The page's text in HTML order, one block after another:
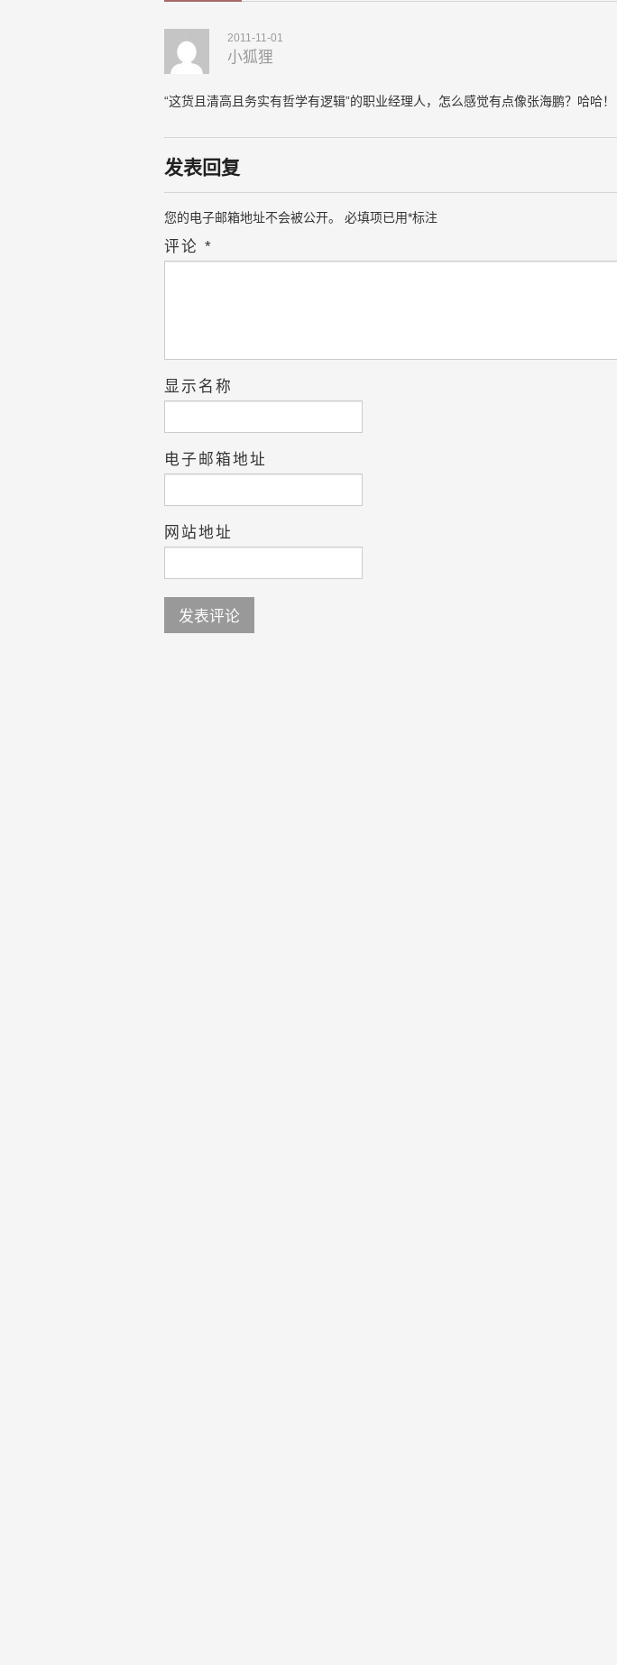
2011-11-01
小狐狸
“这货且清高且务实有哲学有逻辑”的职业经理人，怎么感觉有点像张海鹏？哈哈！
发表回复
您的电子邮箱地址不会被公开。 必填项已用*标注
评论 *
显示名称
电子邮箱地址
网站地址